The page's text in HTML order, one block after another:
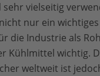
sehr vielseitig
nur ein
die Industrie als
Kühlmittel wichtig.
weltweit ist